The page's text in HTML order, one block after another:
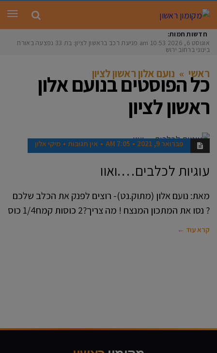
חדשות חמות:
אוגוסט 6, 2026
10:53 am פגיעת רכב בראשון לציון: בת 33 נפצעה באורח
בינוני ברחוב ירושל
ראשי » נועם אלון ראשון לציון
כל הפוסטים בנועם אלון
ראשון לציון
כתבות מ
קומון ר
פברואר 9, 2021 7:05 AM אין תגובות מיקי אלון
עוגיות לכלבים….ואוו
מאת: נועם אלון (מתוק.נט)- רוצים לפנק את הכלב שלכם
? נסו את המתכון המנצח ! מה צריך?2 כוסות קמח1/4 כוס
קרא עוד ←